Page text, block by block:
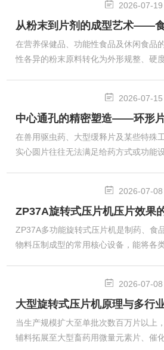
主压分级施压、在线重量与厚度控制于
的生产速度下保持片剂质量稳定，是
的装备。基本结构与旋转压制循环高速
水平放置的多工位转台（常配17、19、
2026-07-19
在营养保健品、功能性食品及休闲食品
性各异的粉末原料转化为外形规整、硬
用设备，其通过精准的充填、预压与主
学性质的前提下赋予产品特定的几何形
充剂、压片糖果及固体饮料终端形态加
机的基本工作原理建立在容积式充填与
2026-07-15
在兽用驱虫药、大型缓释片及某些特殊
实心圆片往往无法满足给药方式或功能
过形成"锚定"效应延缓排出。环形片压
带孔片剂而设计的特种设备，它在常规
增加了中模中心芯棒结构，使物料在环
成型，脱模后自然形成中心通孔。环形
2026-07-08
ZP37A多功能旋转式压片机是制药、食
物料压制成型的常用核心设备，能将各
备状态、操作流程等多方面因素共同作
就能针对性调整生产状态，获得稳定均
特性的直接影响待压片粉状物料的流动
利填充到模孔内部。如果物料颗粒粗细
2026-07-08
大型旋转式压片机原理与多行
当生产规模扩大至单批次数百万片以上
辅料拓展至大型畜药用微量元素片、催